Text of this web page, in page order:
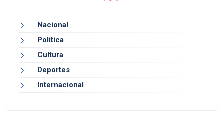
Nacional
Política
Cultura
Deportes
Internacional